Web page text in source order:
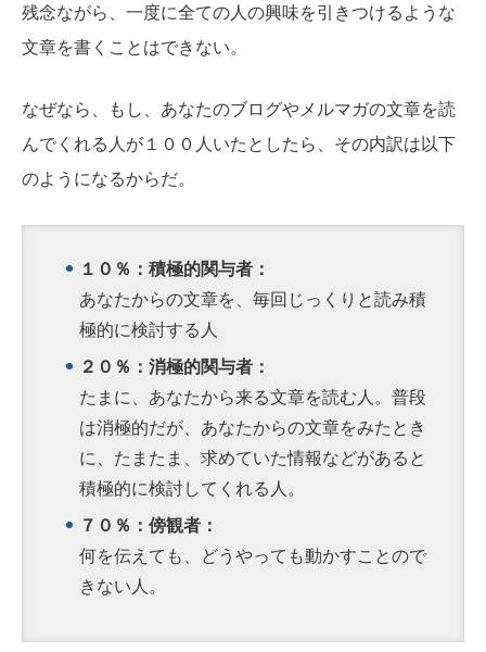
残念ながら、一度に全ての人の興味を引きつけるような
文章を書くことはできない。
なぜなら、もし、あなたのブログやメルマガの文章を読
んでくれる人が１００人いたとしたら、その内訳は以下
のようになるからだ。
１０％：積極的関与者：
あなたからの文章を、毎回じっくりと読み積
極的に検討する人
２０％：消極的関与者：
たまに、あなたから来る文章を読む人。普段
は消極的だが、あなたからの文章をみたとき
に、たまたま、求めていた情報などがあると
積極的に検討してくれる人。
７０％：傍観者：
何を伝えても、どうやっても動かすことので
きない人。